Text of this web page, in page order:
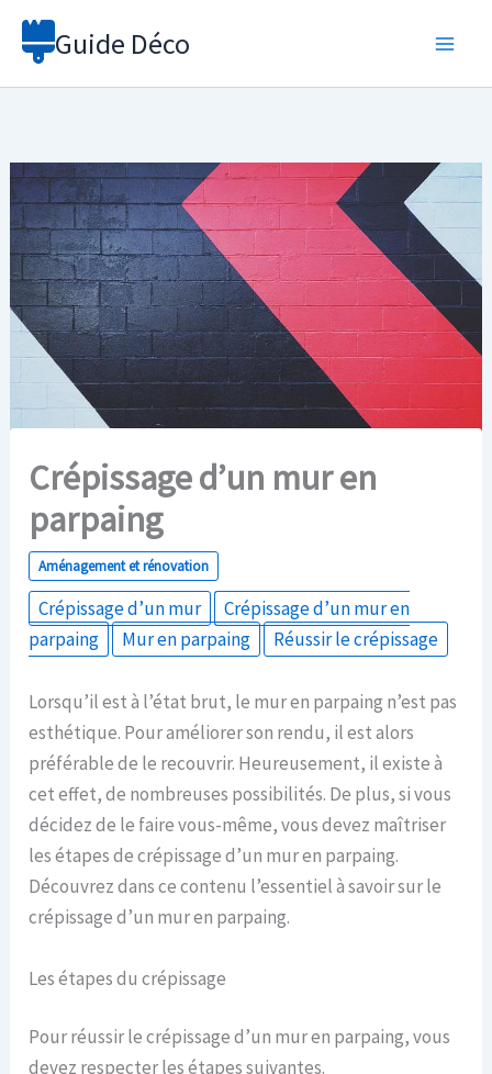
Aller
Guide Déco
Crépissage d’un mur en
parpaing
Aménagement et rénovation
Crépissage d’un mur
Crépissage d’un mur en
parpaing
Mur en parpaing Réussir le crépissage
Lorsqu’il est à l’état brut, le mur en parpaing n’est pas
esthétique. Pour améliorer son rendu, il est alors
préférable de le recouvrir. Heureusement, il existe à
cet effet, de nombreuses possibilités. De plus, si vous
décidez de le faire vous-même, vous devez maîtriser
les étapes de crépissage d’un mur en parpaing.
Découvrez dans ce contenu l’essentiel à savoir sur le
crépissage d’un mur en parpaing.
Les étapes du crépissage
Pour réussir le crépissage d’un mur en parpaing, vous
devez respecter les étapes suivantes.